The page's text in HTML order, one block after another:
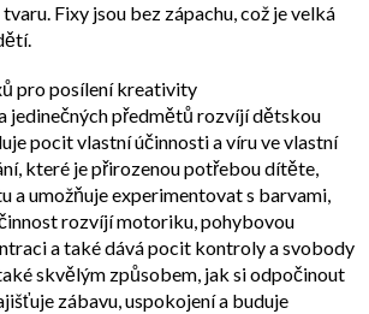
Fixy jsou bez zápachu, což je velká
pro posílení kreativity
jedinečných předmětů rozvíjí dětskou
pocit vlastní účinnosti a víru ve vlastní
které je přirozenou potřebou dítěte,
a umožňuje experimentovat s barvami,
rozvíjí motoriku, pohybovou
a také dává pocit kontroly a svobody
skvělým způsobem, jak si odpočinout
zábavu, uspokojení a buduje